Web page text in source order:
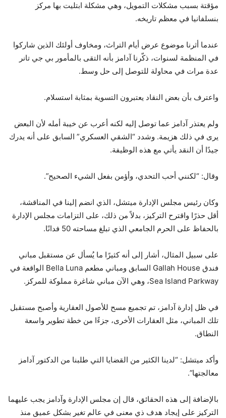
مؤقتة بسبب مشكلات التمويل، وهي مشكلة ابتليت بها مركز
بنسلفانيا في معظم تاريخه.
عندما أثرنا موضوع عرض أيام التراث، ومخاوف أولئك الذين شاركوا
في المنظمة لسنوات، ذكّرنا آدامز بأنه التقى بالمأمور بي جي تانر
عدة مرات في محاولة للتوصل إلى حل وسط.
واعترف بأن بعض النقاد يعتبرون التسوية بمثابة استسلام.
ولم يعتذر آدامز عما توصل إليه لكنه أعرب عن خيبة أمله لأن البعض
يرى في ذلك هزيمة. وشدد “الشقي العسكري” السابق على أنه يدرك
جيدًا أن النقد يأتي مع هذه الوظيفة.
وقال: “لكنني أحب التحدي، وأؤمن بفعل الشيء الصحيح”.
وكان رئيس مجلس الإدارة ميتشل، الذي انضم إلينا في المناقشة،
أقل حذرًا واقترح التركيز، بدلاً من ذلك، على التزامات مجلس الإدارة
بالحفاظ على الحرم الجامعي الذي تبلغ مساحته 50 فدانًا.
على سبيل المثال، أشار إلى أنه كثيرًا ما يُسأل عن مستقبل مباني
فندق Gallah House السابق ومباني مطعم Bella Luna الواقعة في
Sea Island Parkway، وهي الآن مباني شاغرة مملوكة للمركز.
في ظل إدارة آدامز، تم تجميع مسح للأصول العقارية وأصبح مستقبل
تلك المباني، مثل العقارات الأخرى، جزءًا من خطة تطوير واسعة
النطاق.
وأكد ميتشل: “لدينا الكثير من القضايا التي طلبنا من الدكتور آدامز
معالجتها”.
بالإضافة إلى هذه الحقائق، قال إن مجلس الإدارة وآدامز يجب عليهما
التركيز على إيجاد هدف ذي معنى في عالم تغير بشكل عميق منذ